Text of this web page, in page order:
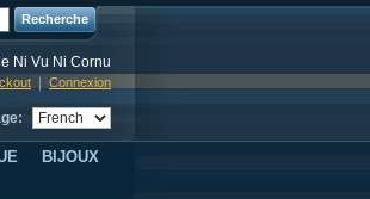
Recherche
Ni Vu Ni Cornu
Connexion
BIJOUX